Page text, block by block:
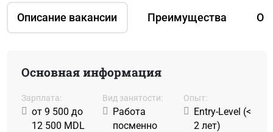
Описание вакансии Преимущества О
Основная информация
Зарплата:
от 9 500 до
12 500 MDL
Вид занятости:
Работа
посменно
Oпыт:
Entry-Level (<
2 лет)